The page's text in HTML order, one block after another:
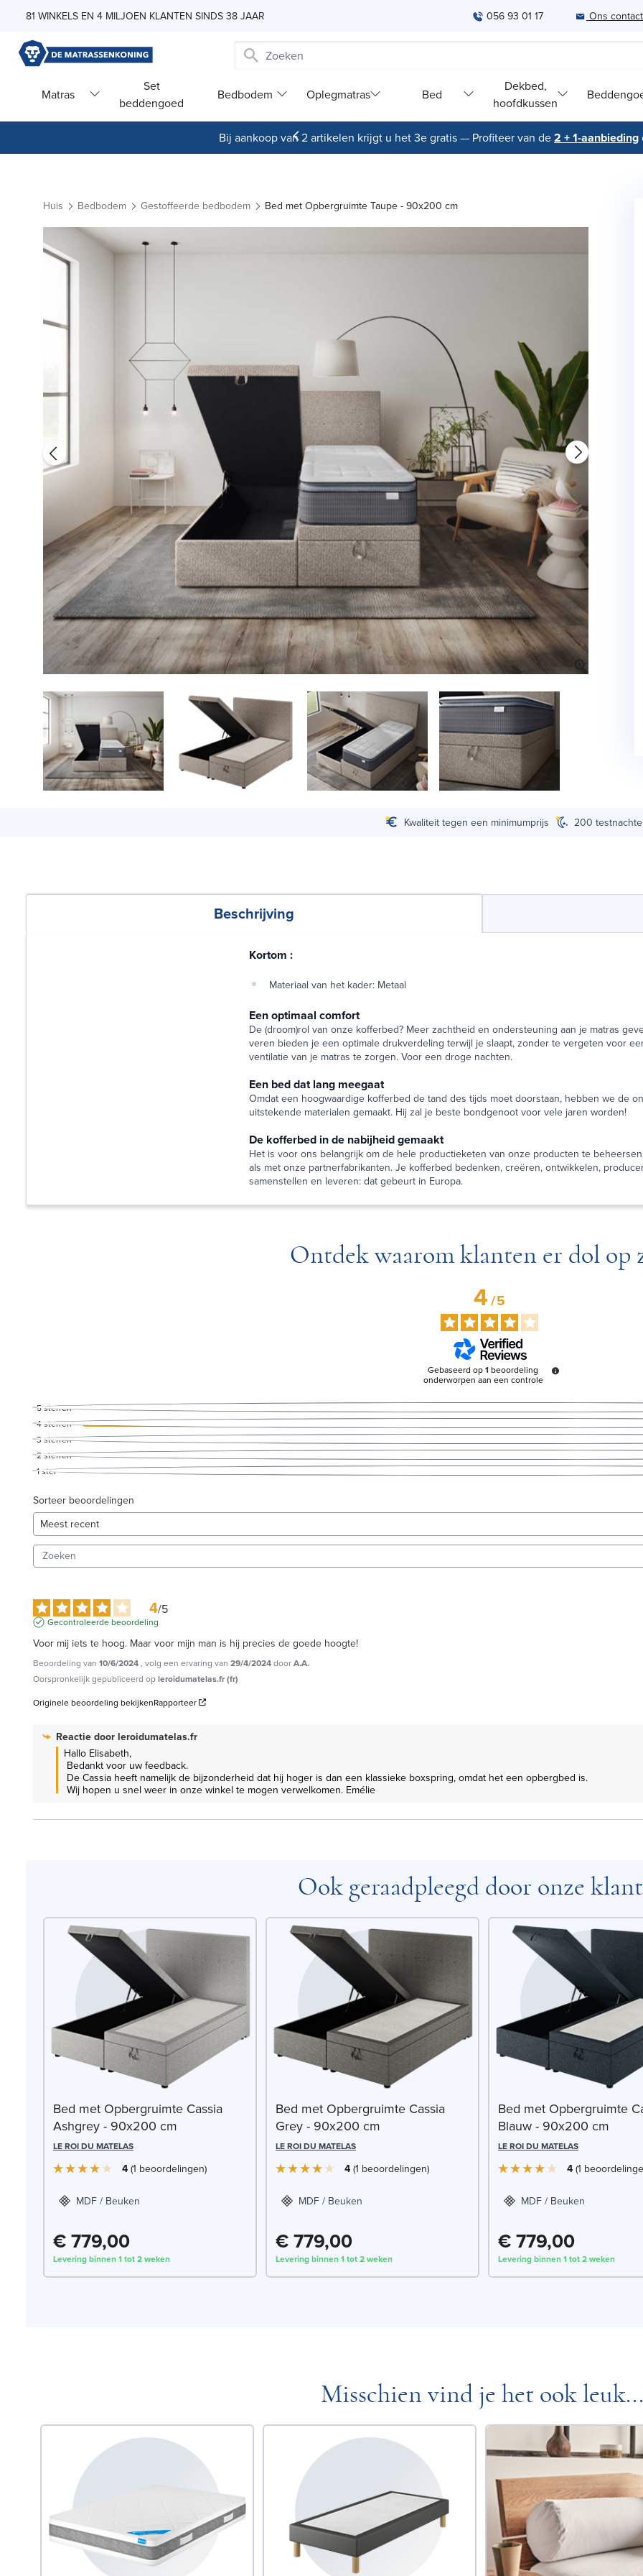
81 WINKELS EN 4 MILJOEN KLANTEN SINDS 38 JAAR 056 93 01 17 Ons
Matras
Set
beddengoed
Bedbodem Oplegmatras Bed
Dekbed,
hoofdkussen
Bij aankoop van 2 artikelen krijgt u het 3e gratis — Profiteer van de2 + 1-aanbieding
Huis Bedbodem Gestoffeerde bedbodem Bed met Opbergruimte Taupe - 90x200 cm
Kwaliteit tegen een minimumprijs 200
Beschrijving
Kortom :
Materiaal van het kader: Metaal
Een optimaal comfort
De (droom)rol van onze kofferbed? Meer zachtheid en ondersteuning aan je matras
veren bieden je een optimale drukverdeling terwijl je slaapt, zonder te vergeten voor
ventilatie van je matras te zorgen. Voor een droge nachten.
Een bed dat lang meegaat
Omdat een hoogwaardige kofferbed de tand des tijds moet doorstaan, hebben we de
uitstekende materialen gemaakt. Hij zal je beste bondgenoot voor vele jaren worden!
De kofferbed in de nabijheid gemaakt
Het is voor ons belangrijk om de hele productieketen van onze producten te
als met onze partnerfabrikanten. Je kofferbed bedenken, creëren, ontwikkelen,
samenstellen en leveren: dat gebeurt in Europa.
Ontdek waarom klanten er dol op
4/5
Gebaseerd op1beoordeling
onderworpen aan een controle
5sterren
4sterren
3 sterren
2sterren
1ster
Sorteer beoordelingen
4/5
Gecontroleerde beoordeling
Voor mij iets te hoog. Maar voor mijn man is hij precies de goede hoogte!
Beoordeling van 10/6/2024, volg een ervaring van 29/4/2024doorA.A.
Oorspronkelijk gepubliceerd opleroidumatelas.fr (fr)
Originele beoordeling bekijkenRapporteer
Reactie door leroidumatelas.fr
Hallo Elisabeth,
Wij hopen u snel weer in onze winkel te mogen verwelkomen. Emélie
Ook geraadpleegd door onze
Bed met Opbergruimte Cassia
Ashgrey - 90x200 cm
LE ROI DU MATELAS
4 1 beoordelingen
MDF / Beuken
€ 779,00
Levering binnen 1 tot 2 weken
Bed met Opbergruimte Cassia
Grey - 90x200 cm
LE ROI DU MATELAS
4 1 beoordelingen
MDF / Beuken
€ 779,00
Levering binnen 1 tot 2 weken
Bed met Opbergruimte
Blauw - 90x200 cm
LE ROI DU MATELAS
4 1
MDF / Beuken
€ 779,00
Levering binnen 1 tot 2 weken
Misschien vind je het ook leuk...